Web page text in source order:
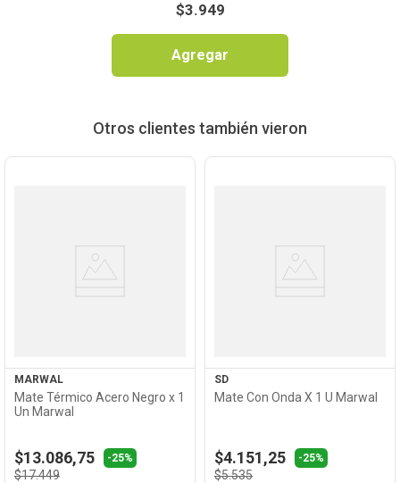
$3.949
Agregar
Otros clientes también vieron
Ver
Producto
MARWAL
Mate Térmico Acero Negro x 1
Un Marwal
$13.086,75 -25%
$17.449
Ver
Producto
SD
Mate Con Onda X 1 U Marwal
$4.151,25 -25%
$5.535